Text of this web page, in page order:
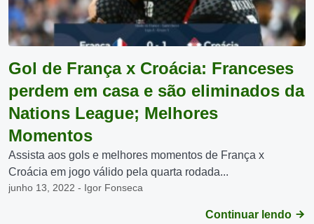
Gol de França x Croácia: Franceses
perdem em casa e são eliminados da
Nations League; Melhores
Momentos
Assista aos gols e melhores momentos de França x
Croácia em jogo válido pela quarta rodada...
junho 13, 2022 - Igor Fonseca
Continuar lendo